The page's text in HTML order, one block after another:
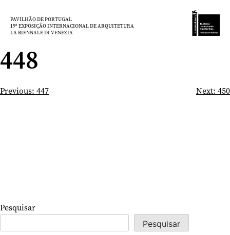
paraPAVILHÃO DE PORTUGAL
19ª EXPOSIÇÃO INTERNACIONAL DE ARQUITETURA
LA BIENNALE DI VENEZIA
448
Navegação
Previous: 447 Next: 450
Pesquisar
Pesquisar